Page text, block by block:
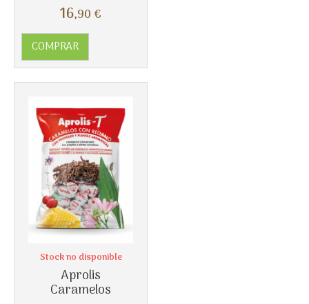
16,90 €
COMPRAR
Aprolis
Caramelos
Stock no disponible